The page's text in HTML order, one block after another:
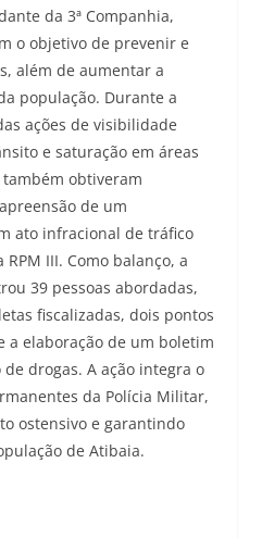
da 3ª Companhia,
o objetivo de prevenir e
além de aumentar a
população. Durante a
ações de visibilidade
e saturação em áreas
obtiveram
de um
ato infracional de tráfico
III. Como balanço, a
39 pessoas abordadas,
fiscalizadas, dois pontos
a elaboração de um boletim
drogas. A ação integra o
da Polícia Militar,
ostensivo e garantindo
de Atibaia.